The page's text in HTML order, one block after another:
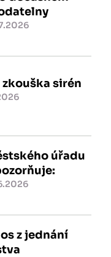
sirén
úřadu
z jednání